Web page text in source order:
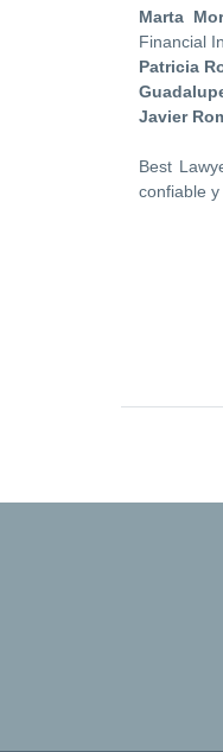
Marta
Financial
Patricia
Javier
Best
confiable